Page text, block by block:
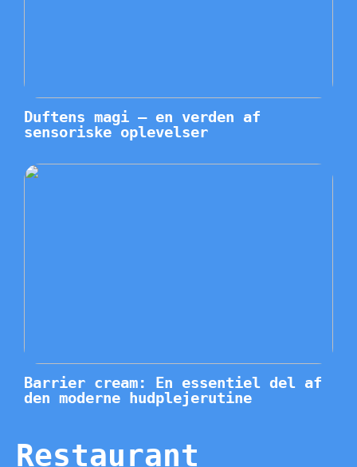
Duftens magi – en verden af
sensoriske oplevelser
Barrier cream: En essentiel del af
den moderne hudplejerutine
Restaurant